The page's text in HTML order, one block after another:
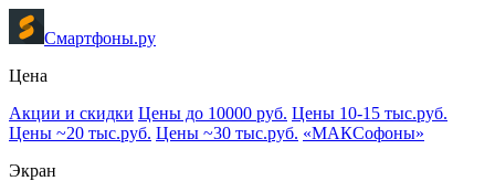
Смартфоны.ру
Цена
Акции и скидки Цены до 10000 руб. Цены 10-15 тыс.руб.
Цены ~20 тыс.руб. Цены ~30 тыс.руб. «МАКСофоны»
Экран